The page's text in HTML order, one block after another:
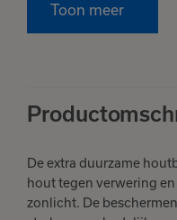
Toon meer
De extra duurzame
hout tegen verwering
zonlicht. De